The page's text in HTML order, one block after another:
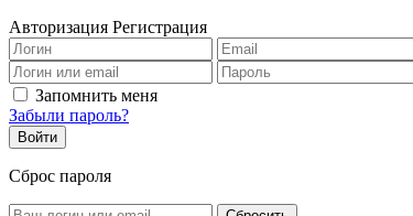
Авторизация Регистрация
Запомнить меня
Забыли пароль?
Сброс пароля